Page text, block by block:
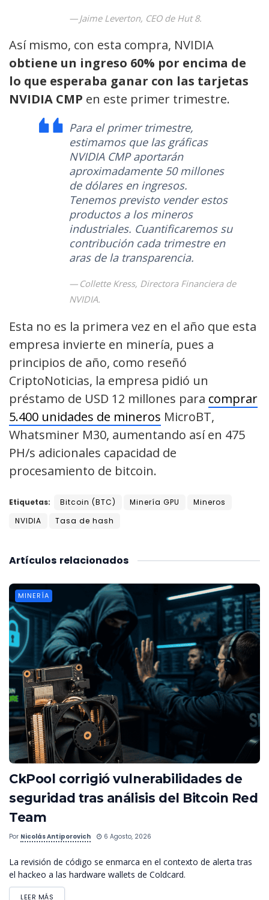
Jaime Leverton, CEO de Hut 8.
Así mismo, con esta compra, NVIDIA
obtiene un ingreso 60% por encima de
lo que esperaba ganar con las tarjetas
NVIDIA CMP en este primer trimestre.
Para el primer trimestre,
estimamos que las gráficas
NVIDIA CMP aportarán
aproximadamente 50 millones
de dólares en ingresos.
Tenemos previsto vender estos
productos a los mineros
industriales. Cuantificaremos su
contribución cada trimestre en
aras de la transparencia.
Collette Kress, Directora Financiera de
NVIDIA.
Esta no es la primera vez en el año que esta
empresa invierte en minería, pues a
principios de año, como reseñó
CriptoNoticias, la empresa pidió un
préstamo de USD 12 millones para comprar
5.400 unidades de mineros MicroBT,
Whatsminer M30, aumentando así en 475
PH/s adicionales capacidad de
procesamiento de bitcoin.
Etiquetas: Bitcoin (BTC) Minería GPU
Mineros
NVIDIA
Tasa de hash
relacionados
Artículos
MINERÍA
CkPool corrigió vulnerabilidades de
seguridad tras análisis del Bitcoin Red
Team
Por Nicolás Antiporovich 6 Agosto, 2026
La revisión de código se enmarca en el contexto de alerta tras
el hackeo a las hardware wallets de Coldcard.
LEER MÁS